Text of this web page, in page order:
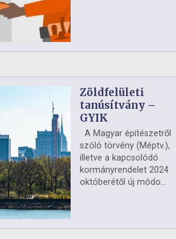
Zöldfelületi
tanúsítvány –
GYIK
A Magyar építészetről
szóló törvény (Méptv.),
illetve a kapcsolódó
kormányrendelet 2024
októberétől új módo...